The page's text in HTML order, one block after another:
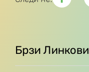
Брзи Линкови